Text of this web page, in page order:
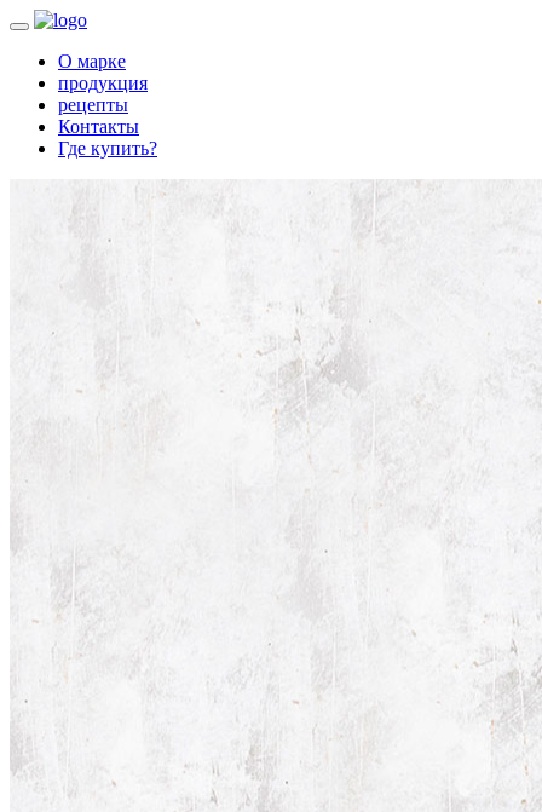
О марке
продукция
рецепты
Контакты
Где купить?